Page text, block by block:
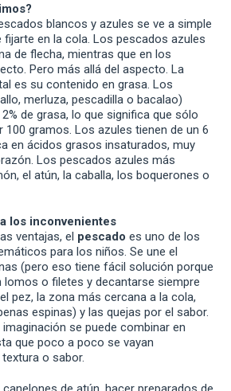
blancos y azules se ve a simple
fijarte en la cola. Los pescados azules
de flecha, mientras que en los
Pero más allá del aspecto. La
es su contenido en grasa. Los
merluza, pescadilla o bacalao)
de grasa, lo que significa que sólo
100 gramos. Los azules tienen de un 6
en ácidos grasos insaturados, muy
Los pescados azules más
el atún, la caballa, los boquerones o
los inconvenientes
ventajas, el pescado es uno de los
para los niños. Se une el
(pero eso tiene fácil solución porque
lomos o filetes y decantarse siempre
pez, la zona más cercana a la cola,
espinas) y las quejas por el sabor.
se puede combinar en
que poco a poco se vayan
o sabor.